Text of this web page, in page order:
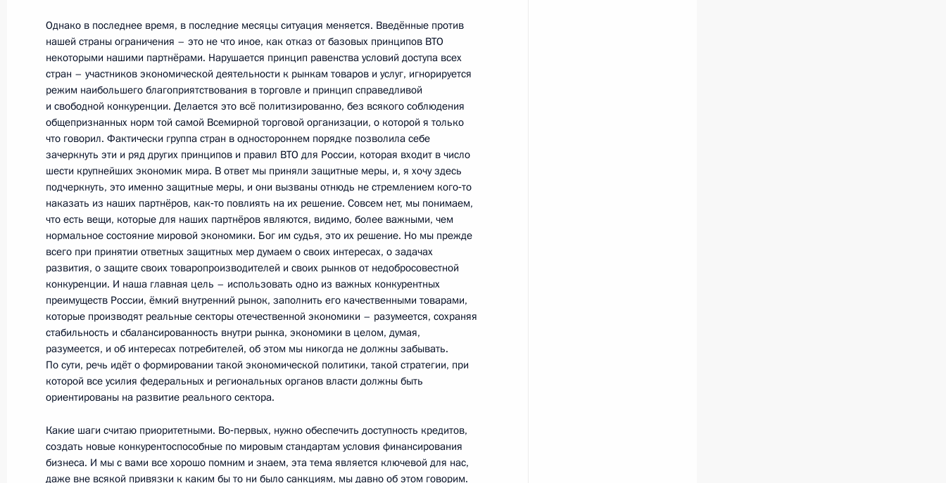
Встреча с молодыми учёными-ядерщиками
19 сентября 2014 года, 20:25 Саров
Выступление на церемонии запуска производства ПВХ на заводе
«РусВинил»
19 сентября 2014 года, 18:25 Кстово
Телемост с Горьковским автомобильным заводом
19 сентября 2014 года, 18:20 Кстово
18 сентября 2014 года, четверг
Заседание Государственного совета
18 сентября 2014 года, 16:30
Встреча с Президентом Республики Сербской Боснии
и Герцеговины Милорадом Додиком
Однако в последнее время, в последние месяцы ситуация меняется. Введённые против
нашей страны ограничения – это не что иное, как отказ от базовых принципов ВТО
некоторыми нашими партнёрами. Нарушается принцип равенства условий доступа всех
стран – участников экономической деятельности к рынкам товаров и услуг, игнорируется
режим наибольшего благоприятствования в торговле и принцип справедливой
и свободной конкуренции. Делается это всё политизированно, без всякого соблюдения
общепризнанных норм той самой Всемирной торговой организации, о которой я только
что говорил. Фактически группа стран в одностороннем порядке позволила себе
зачеркнуть эти и ряд других принципов и правил ВТО для России, которая входит в число
шести крупнейших экономик мира. В ответ мы приняли защитные меры, и, я хочу здесь
подчеркнуть, это именно защитные меры, и они вызваны отнюдь не стремлением кого‑то
наказать из наших партнёров, как‑то повлиять на их решение. Совсем нет, мы понимаем,
что есть вещи, которые для наших партнёров являются, видимо, более важными, чем
нормальное состояние мировой экономики. Бог им судья, это их решение. Но мы прежде
всего при принятии ответных защитных мер думаем о своих интересах, о задачах
развития, о защите своих товаропроизводителей и своих рынков от недобросовестной
конкуренции. И наша главная цель – использовать одно из важных конкурентных
преимуществ России, ёмкий внутренний рынок, заполнить его качественными товарами,
которые производят реальные секторы отечественной экономики – разумеется, сохраняя
стабильность и сбалансированность внутри рынка, экономики в целом, думая,
разумеется, и об интересах потребителей, об этом мы никогда не должны забывать.
По сути, речь идёт о формировании такой экономической политики, такой стратегии, при
которой все усилия федеральных и региональных органов власти должны быть
ориентированы на развитие реального сектора.
Какие шаги считаю приоритетными. Во‑первых, нужно обеспечить доступность кредитов,
создать новые конкурентоспособные по мировым стандартам условия финансирования
бизнеса. И мы с вами все хорошо помним и знаем, эта тема является ключевой для нас,
даже вне всякой привязки к каким бы то ни было санкциям, мы давно об этом говорим.